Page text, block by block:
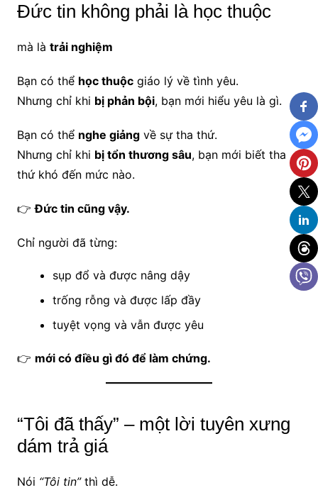
Đức tin không phải là học thuộc
mà là trải nghiệm
Bạn có thể học thuộcgiáo lý về tình yêu.
Nhưng chỉ khi bị phản bội, bạn mới hiểu yêu là gì.
Bạn có thể nghe giảngvề sự tha thứ.
Nhưng chỉ khi bị tổn thương sâu, bạn mới biết tha
thứ khó đến mức nào.
👉Đức tin cũng vậy.
Chỉ người đã từng:
sụp đổ và được nâng dậy
trống rỗng và được lấp đầy
tuyệt vọng và vẫn được yêu
👉 mới có điều gì đó để làm chứng.
“Tôi đã thấy” – một lời tuyên xưng
dám trả giá
Nói “Tôi tin”thì dễ.